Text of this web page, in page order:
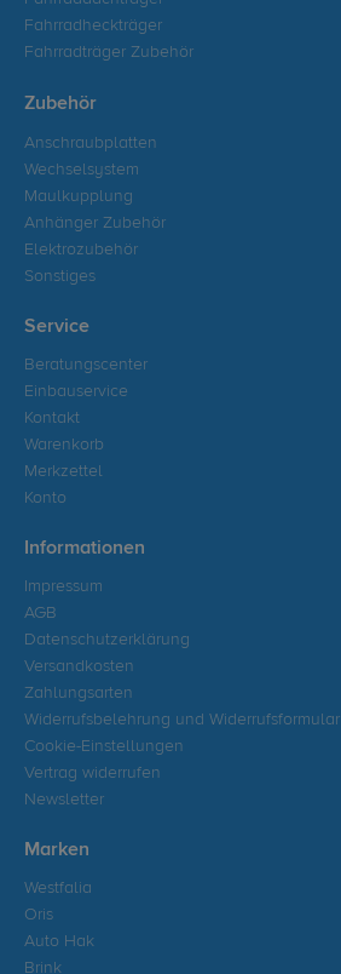
Fahrradheckträger
Fahrradträger Zubehör
Zubehör
Anschraubplatten
Wechselsystem
Maulkupplung
Anhänger Zubehör
Elektrozubehör
Sonstiges
Service
Beratungscenter
Einbauservice
Kontakt
Warenkorb
Merkzettel
Konto
Informationen
Impressum
AGB
Datenschutzerklärung
Versandkosten
Zahlungsarten
Widerrufsbelehrung und Widerrufsformular
Cookie-Einstellungen
Vertrag widerrufen
Newsletter
Marken
Westfalia
Oris
Auto Hak
Brink